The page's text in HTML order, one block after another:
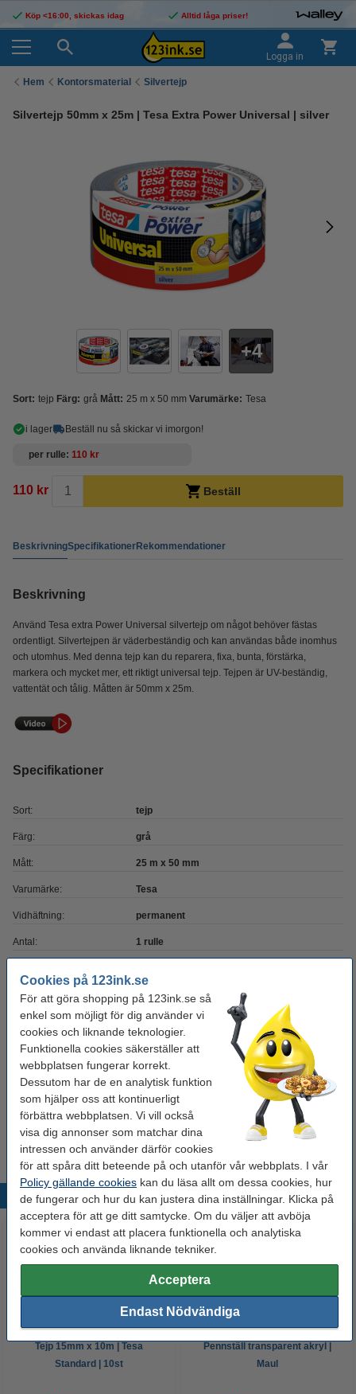
Cookies på 123ink.se
För att göra shopping på 123ink.se så
enkel som möjligt för dig använder vi
cookies och liknande teknologier.
Funktionella cookies säkerställer att
webbplatsen fungerar korrekt.
Dessutom har de en analytisk funktion
som hjälper oss att kontinuerligt
förbättra webbplatsen. Vi vill också
visa dig annonser som matchar dina
intressen och använder därför cookies
för att spåra ditt beteende på och utanför vår webbplats. I vår
Policy gällande cookies kan du läsa allt om dessa cookies, hur
de fungerar och hur du kan justera dina inställningar. Klicka på
acceptera för att ge ditt samtycke. Om du väljer att avböja
kommer vi endast att placera funktionella och analytiska
cookies och använda liknande tekniker.
Acceptera
Endast Nödvändiga
Köp <16:00, skickas idag Alltid låga priser!
Logga in
Hem Kontorsmaterial Silvertejp
Silvertejp 50mm x 25m | Tesa Extra Power Universal | silver
4
Sort: tejp Färg: grå Mått: 25 m x 50 mm Varumärke: Tesa
i lager Beställ nu så skickar vi imorgon!
per rulle 110 kr
110 kr Beställ
BeskrivningSpecifikationerRekommendationer
Beskrivning
Använd Tesa extra Power Universal silvertejp om något behöver fästas
ordentligt. Silvertejpen är väderbeständig och kan användas både inomhus
och utomhus. Med denna tejp kan du reparera, fixa, bunta, förstärka,
markera och mycket mer, ett riktigt universal tejp. Tejpen är UV-beständig,
vattentät och tålig. Måtten är 50mm x 25m.
Specifikationer
Sort: tejp
Färg: grå
Mått: 25 m x 50 mm
Varumärke: Tesa
Vidhäftning: permanent
Antal: 1 rulle
Behöver du fler?
Köp5stför endast
450 kr
Spara upp till 65% med varumärket 123ink.
Silvertejp 50mm x 50m | 123ink | silver
49 kr
Populära produkter
Tejp 15mm x 10m | Tesa
Standard | 10st
Pennställ transparent akryl |
Maul